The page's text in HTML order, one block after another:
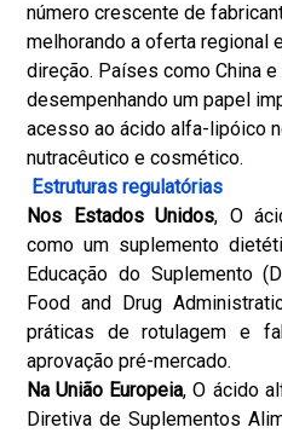
número crescente de
melhorando a oferta regional
direção. Países como China
desempenhando um papel
acesso ao ácido alfa-lipóico
nutracêutico e cosmético.
Estruturas regulatórias
Nos Estados Unidos, O
como um suplemento
Educação do Suplemento
Food and Drug
práticas de rotulagem e
aprovação pré-mercado.
Na União Europeia, O ácido
Diretiva de Suplementos